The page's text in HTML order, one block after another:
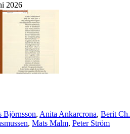
2026
Björnsson, Anita Ankarcrona, Berit
, Mats Malm, Peter Ström